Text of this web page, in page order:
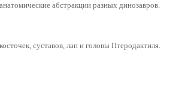
абстракции разных динозавров.
суставов, лап и головы Птеродактиля.